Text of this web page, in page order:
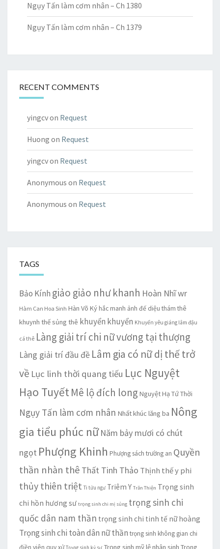
Ngụy Tấn làm cơm nhân – Ch 1380
Ngụy Tấn làm cơm nhân – Ch 1379
RECENT COMMENTS
yingcvon Request
Huong on Request
yingcvon Request
Anonymous on Request
Anonymous on Request
TAGS
Bảo Kính giảo giảo như khanh Hoàn Nhĩ wr
Hàm Can Hoa Sinh Hàn Võ Kýhắc manh ảnh đế diệu thám thê
khuynh thế sủng thê khuyển khuyển Khuyển yêu giáng lâm đậu
cá thê Làng giải trí chi nữ vương tại thượng
Làng giải trí đầu đề Lâm gia có nữ dị thế trở
về Lục linh thời quang tiếu Lục Nguyệt
Hạo TuyếtMê lộ đích long Nguyệt Hạ Tứ Thời
Ngụy Tấn làm cơm nhân Nhất khúc lăng ba Nông
gia tiểu phúc nữ Năm bảy mươi có chút
ngọt Phượng Khinh Phượng sách trường an Quyền
thần nhàn thê Thất Tinh Thảo Thịnh thế y phi
thủy thiên triệt Ti tửu ngư Triêm Y Trăn Thiện Trọng sinh
chi hồn hương sư trọng sinh chi mị sủng trọng sinh chi
quốc dân nam thần trọng sinh chi tinh tế nữ hoàng
Trọng sinh chi toàn dân nữ thần trọng sinh không gian chi
Trọng sinh mỹ lệ nhân sinh Trọng